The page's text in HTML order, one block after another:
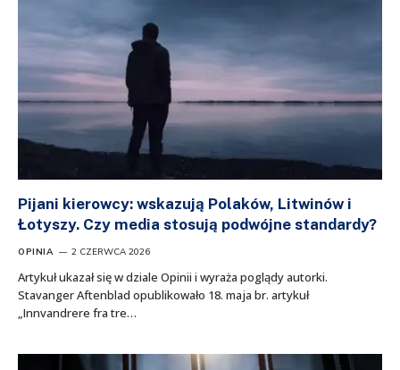
Pijani kierowcy: wskazują Polaków, Litwinów i
Łotyszy. Czy media stosują podwójne standardy?
OPINIA 2 CZERWCA 2026
Artykuł ukazał się w dziale Opinii i wyraża poglądy autorki.
Stavanger Aftenblad opublikowało 18. maja br. artykuł
„Innvandrere fra tre…